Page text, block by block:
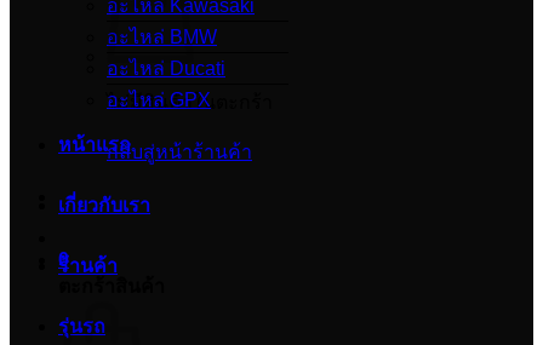
ไม่มีสินค้าในตะกร้า
กลับสู่หน้าร้านค้า
0
อะไหล่ Kawasaki
อะไหล่ BMW
อะไหล่ Ducati
อะไหล่ GPX
หน้าแรก
เกี่ยวกับเรา
ร้านค้า
รุ่นรถ